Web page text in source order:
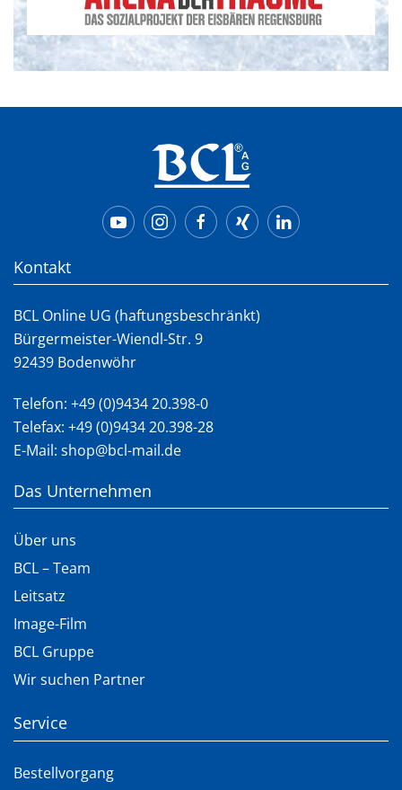
Kontakt
BCL Online UG (haftungsbeschränkt)
Bürgermeister-Wiendl-Str. 9
92439 Bodenwöhr
Telefon: +49 (0)9434 20.398-0
Telefax: +49 (0)9434 20.398-28
E-Mail: shop@bcl-mail.de
Das Unternehmen
Über uns
BCL – Team
Leitsatz
Image-Film
BCL Gruppe
Wir suchen Partner
Service
Bestellvorgang